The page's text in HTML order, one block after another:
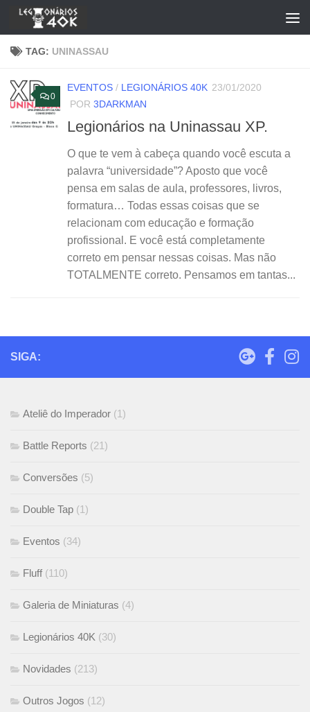
Skip to content
TAG: UNINASSAU
0
EVENTOS / LEGIONÁRIOS 40K 23/01/2020
POR 3DARKMAN
Legionários na Uninassau XP.
O que te vem à cabeça quando você escuta a
palavra “universidade”? Aposto que você
pensa em salas de aula, professores, livros,
formatura… Todas essas coisas que se
relacionam com educação e formação
profissional. E você está completamente
correto em pensar nessas coisas. Mas não
TOTALMENTE correto. Pensamos em tantas...
SIGA:
Ateliê do Imperador (1)
Battle Reports (21)
Conversões (5)
Double Tap (1)
Eventos (34)
Fluff (110)
Galeria de Miniaturas (4)
Legionários 40K (30)
Novidades (213)
Outros Jogos (12)